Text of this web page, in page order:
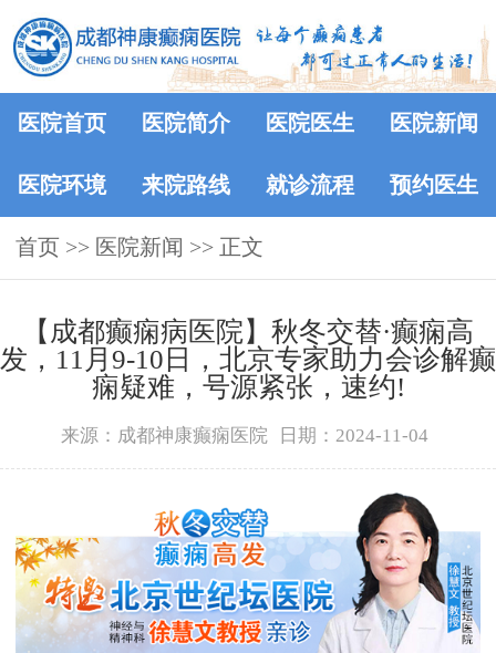
医院首页 医院简介 医院医生 医院新闻
医院环境 来院路线 就诊流程 预约医生
首页 >> 医院新闻 >> 正文
【成都癫痫病医院】秋冬交替·癫痫高
发，11月9-10日，北京专家助力会诊解癫
痫疑难，号源紧张，速约!
来源：成都神康癫痫医院 日期：2024-11-04